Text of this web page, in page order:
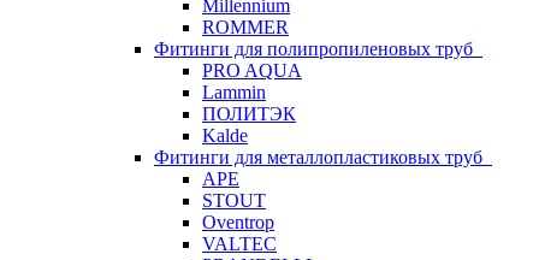
Millennium
ROMMER
Фитинги для полипропиленовых труб
PRO AQUA
Lammin
ПОЛИТЭК
Kalde
Фитинги для металлопластиковых труб
APE
STOUT
Oventrop
VALTEC